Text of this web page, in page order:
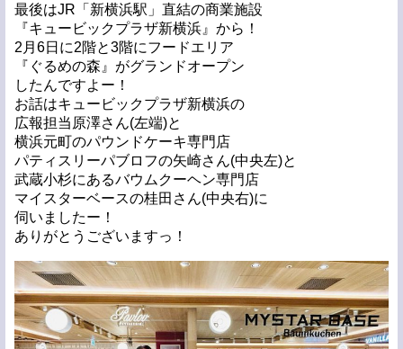
最後はJR「新横浜駅」直結の商業施設
『キュービックプラザ新横浜』から！
2月6日に2階と3階にフードエリア
『ぐるめの森』がグランドオープン
したんですよー！
お話はキュービックプラザ新横浜の
広報担当原澤さん(左端)と
横浜元町のパウンドケーキ専門店
パティスリーパブロフの矢崎さん(中央左)と
武蔵小杉にあるバウムクーヘン専門店
マイスターベースの桂田さん(中央右)に
伺いましたー！
ありがとうございますっ！